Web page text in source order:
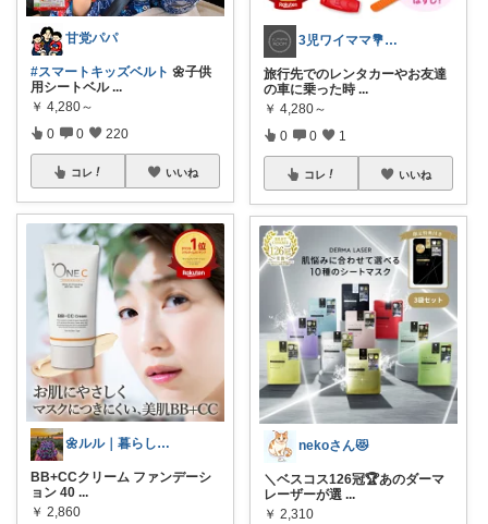
甘党パパ
#スマートキッズベルト 🌼子供
用シートベル ...
￥ 4,280～
0 0 220
コレ いいね
🌼ルル｜暮らしをちょっと豊かに
BB+CCクリーム ファンデーシ
ョン 40 ...
￥ 2,860
3児ワイママ💐バタバタでも回る暮らし✨
旅行先でのレンタカーやお友達
の車に乗った時 ...
￥ 4,280～
0 0 1
コレ いいね
nekoさん😻
＼ベスコス126冠🏆あのダーマ
レーザーが選 ...
￥ 2,310